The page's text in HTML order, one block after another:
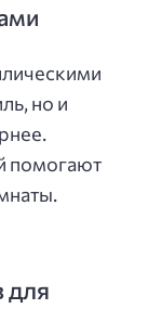
но и
помогают
для